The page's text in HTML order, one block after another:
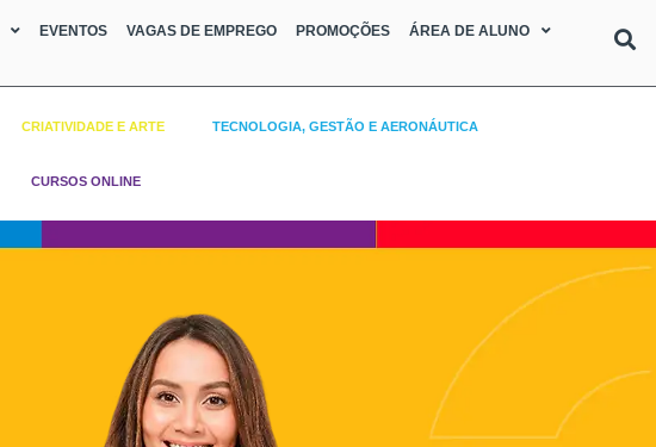
EVENTOS VAGAS DE EMPREGO PROMOÇÕES
ÁREA DE ALUNO
CRIATIVIDADE E ARTE TECNOLOGIA, GESTÃO E AERONÁUTICA
CURSOS ONLINE